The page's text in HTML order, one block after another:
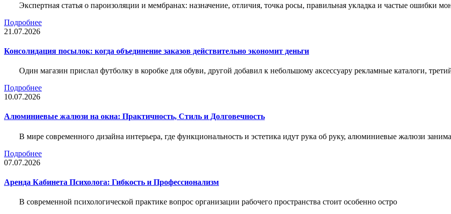
Экспертная статья о пароизоляции и мембранах: назначение, отличия, точка росы, правильная укладка и частые ошибки
Подробнее
21.07.2026
Консолидация посылок: когда объединение заказов действительно экономит деньги
Один магазин прислал футболку в коробке для обуви, другой добавил к небольшому аксессуару рекламные каталоги,
Подробнее
10.07.2026
Алюминиевые жалюзи на окна: Практичность, Стиль и Долговечность
В мире современного дизайна интерьера, где функциональность и эстетика идут рука об руку, алюминиевые жалюзи
Подробнее
07.07.2026
Аренда Кабинета Психолога: Гибкость и Профессионализм
В современной психологической практике вопрос организации рабочего пространства стоит особенно остро